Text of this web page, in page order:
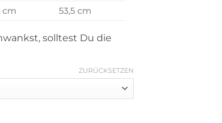
cm 53,5 cm
solltest Du die
ZURÜCKSETZEN
/ Creme de la creme“, 2er-Set, Gr. 56, 68-80